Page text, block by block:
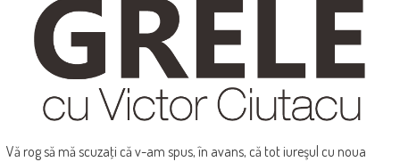
Vă rog să mă scuzaţi că v-am spus, în avans, că tot iureşul cu noua